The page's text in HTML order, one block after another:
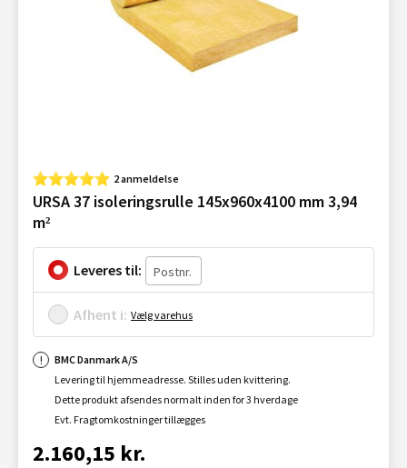
2 anmeldelse
URSA 37 isoleringsrulle 145x960x4100 mm 3,94
m²
Leveres til:
Afhent i: Vælg varehus
BMC Danmark A/S
Levering til hjemmeadresse. Stilles uden kvittering.
Dette produkt afsendes normalt inden for 3 hverdage
Evt. Fragtomkostninger tillægges
2.160,15 kr.